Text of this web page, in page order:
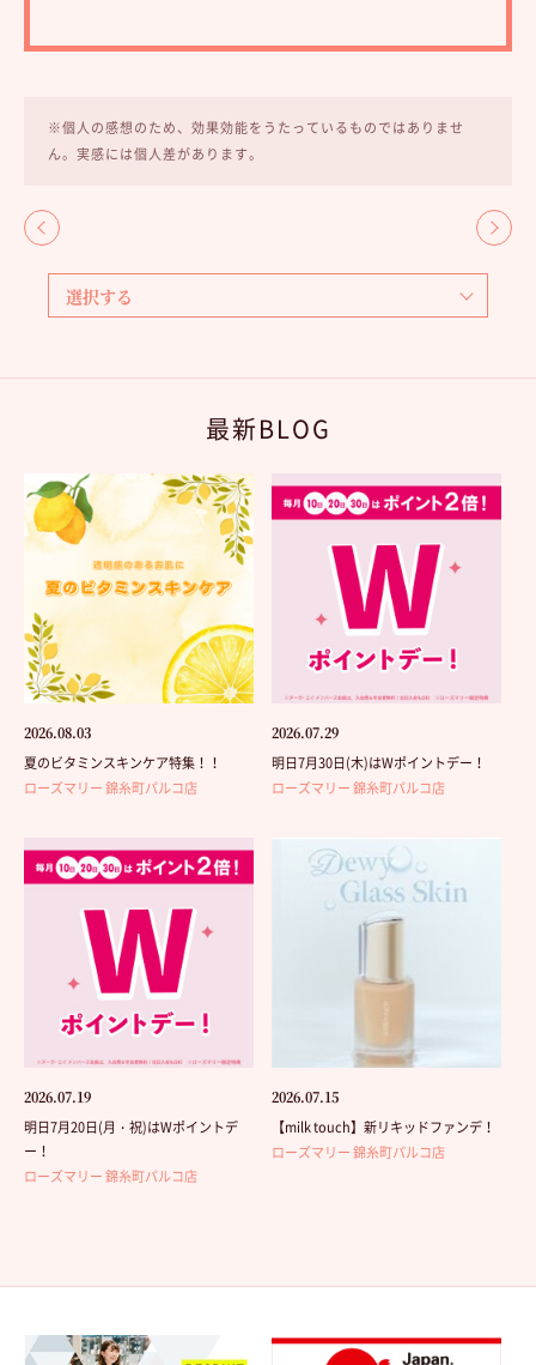
※個人の感想のため、効果効能をうたっているものではありませ
ん。実感には個人差があります。
最新BLOG
2026.08.03
夏のビタミンスキンケア特集！！
ローズマリー 錦糸町パルコ店
2026.07.29
明日7月30日(木)はWポイントデー！
ローズマリー 錦糸町パルコ店
2026.07.19
明日7月20日(月・祝)はWポイントデ
ー！
ローズマリー 錦糸町パルコ店
2026.07.15
【milk touch】新リキッドファンデ！
ローズマリー 錦糸町パルコ店